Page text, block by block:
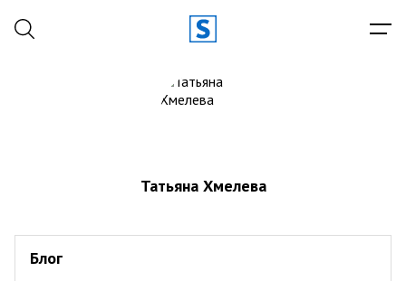
Татьяна Хмелева
Блог